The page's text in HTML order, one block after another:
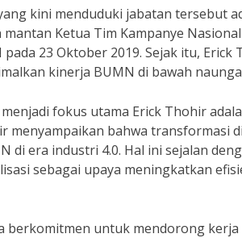
kini menduduki jabatan tersebut
Ketua Tim Kampanye
23 Oktober 2019. Sejak itu,
kinerja BUMN di bawah
fokus utama Erick Thohir
menyampaikan bahwa transformasi
di era industri 4.0. Hal ini sejalan
sebagai upaya meningkatkan
berkomitmen untuk mendorong